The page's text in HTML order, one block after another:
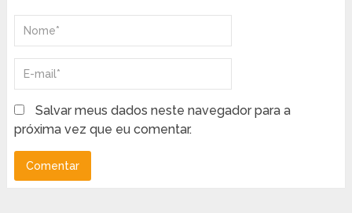
Salvar meus dados neste navegador para a
próxima vez que eu comentar.